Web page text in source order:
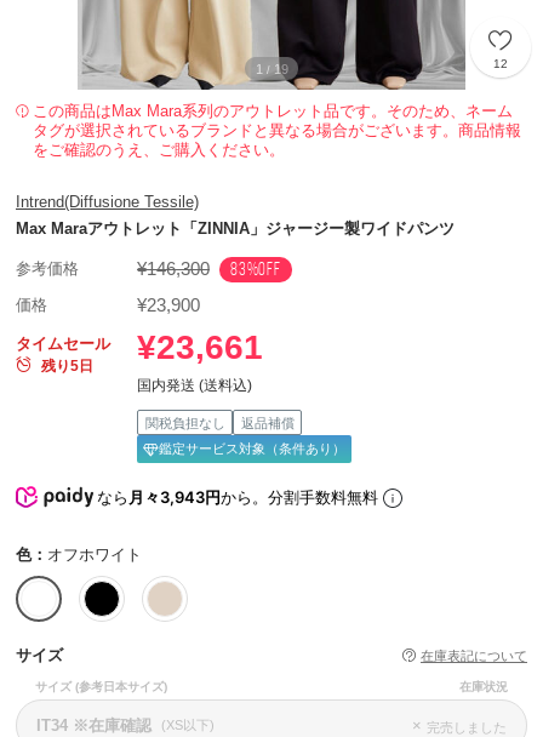
1 / 19 12
この商品はMax Mara系列のアウトレット品です。そのため、ネーム
タグが選択されているブランドと異なる場合がございます。商品情報
をご確認のうえ、ご購入ください。
Intrend(Diffusione Tessile)
Max Maraアウトレット「ZINNIA」ジャージー製ワイドパンツ
参考価格 ¥146,300 83%OFF
価格 ¥23,900
タイムセール
残り5日
¥23,661
国内発送 (送料込)
関税負担なし
返品補償
鑑定サービス対象（条件あり）
なら月々3,943円から。分割手数料無料
色： オフホワイト
サイズ 在庫表記について
サイズ (参考日本サイズ) 在庫状況
IT34 ※在庫確認 (XS以下) × 完売しました